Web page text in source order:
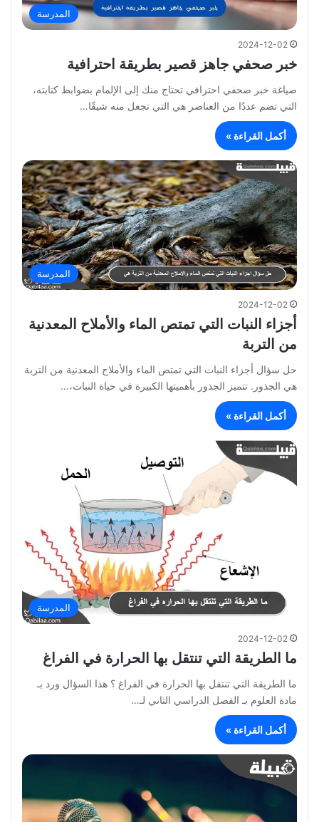
المدرسة
2024-12-02
خبر صحفي جاهز قصير بطريقة احترافية
صياغة خبر صحفي احترافي تحتاج منك إلى الإلمام بضوابط كتابته،
التي تضم عددًا من العناصر هي التي تجعل منه شيقًا…
أكمل القراءة »
المدرسة
2024-12-02
أجزاء النبات التي تمتص الماء والأملاح المعدنية
من التربة
حل سؤال أجزاء النبات التي تمتص الماء والأملاح المعدنية من التربة
هي الجذور. تتميز الجذور بأهميتها الكبيرة في حياة النبات،…
أكمل القراءة »
المدرسة
2024-12-02
ما الطريقة التي تنتقل بها الحرارة في الفراغ
ما الطريقة التي تنتقل بها الحرارة في الفراغ ؟ هذا السؤال ورد بـ
مادة العلوم بـ الفصل الدراسي الثاني لـ…
أكمل القراءة »